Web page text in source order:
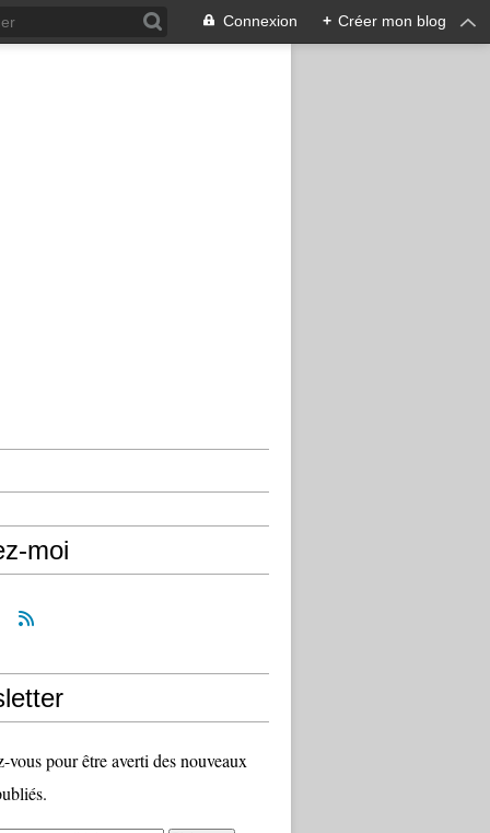
Connexion + Créer mon blog
moi
vous pour être averti des nouveaux